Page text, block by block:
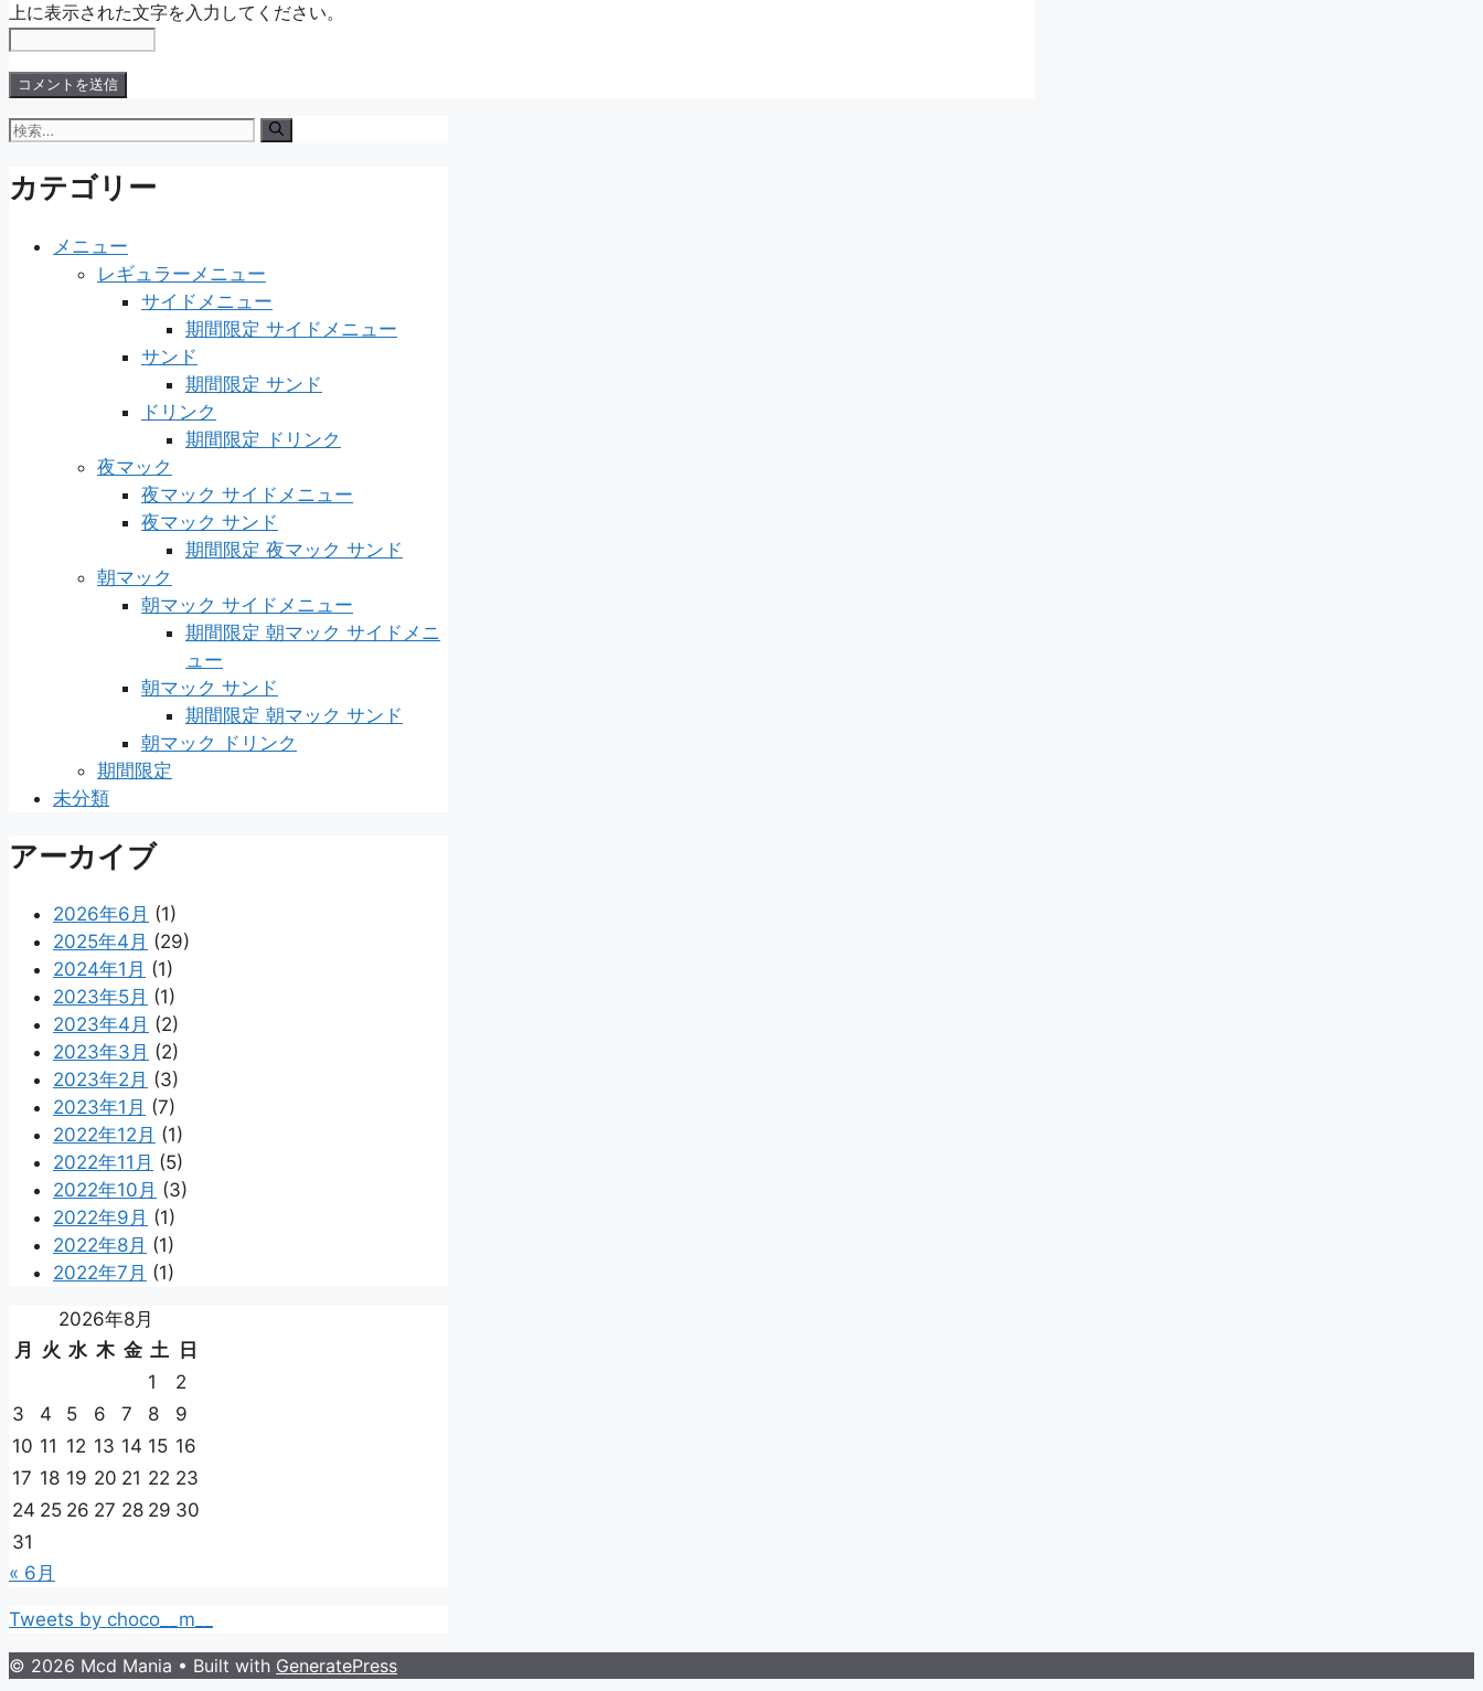
上に表示された文字を入力してください。
検
カテゴリー
メニュー
レギュラーメニュー
サイドメニュー
期間限定 サイドメニュー
サンド
期間限定 サンド
ドリンク
期間限定 ドリンク
夜マック
夜マック サイドメニュー
夜マック サンド
期間限定 夜マック サンド
朝マック
朝マック サイドメニュー
期間限定 朝マック サイドメニ
ュー
朝マック サンド
期間限定 朝マック サンド
朝マック ドリンク
期間限定
未分類
アーカイブ
2026年6月 (1)
2025年4月 (29)
2024年1月 (1)
2023年5月 (1)
2023年4月 (2)
2023年3月 (2)
2023年2月 (3)
2023年1月 (7)
2022年12月 (1)
2022年11月 (5)
2022年10月 (3)
2022年9月 (1)
2022年8月 (1)
2022年7月 (1)
2026年8月
月 火 水 木 金 土 日
1
2
3
4 5 6 7 8
9
10 11 12 13 14 15 16
17 18 19 20 21 22 23
24 25 26 27 28 29 30
31
« 6月
Tweets by choco__m__
© 2026 Mcd Mania • Built with GeneratePress